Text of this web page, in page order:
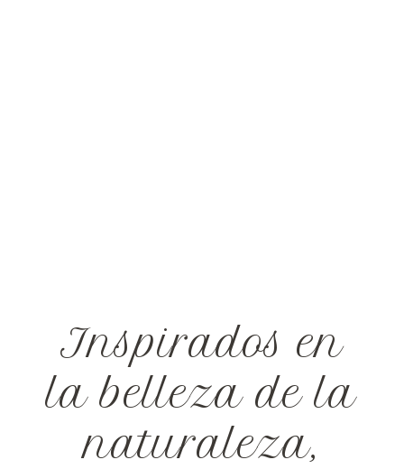
Inspirados en
la belleza de la
naturaleza,